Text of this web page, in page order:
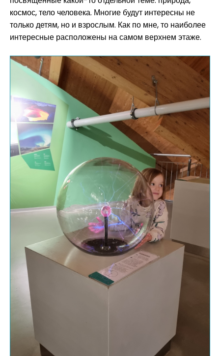
космос, тело человека. Многие будут интересны не
только детям, но и взрослым. Как по мне, то наиболее
интересные расположены на самом верхнем этаже.